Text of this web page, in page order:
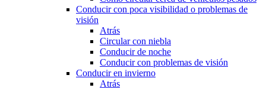
Conducir con poca visibilidad o problemas de
visión
Atrás
Circular con niebla
Conducir de noche
Conducir con problemas de visión
Conducir en invierno
Atrás